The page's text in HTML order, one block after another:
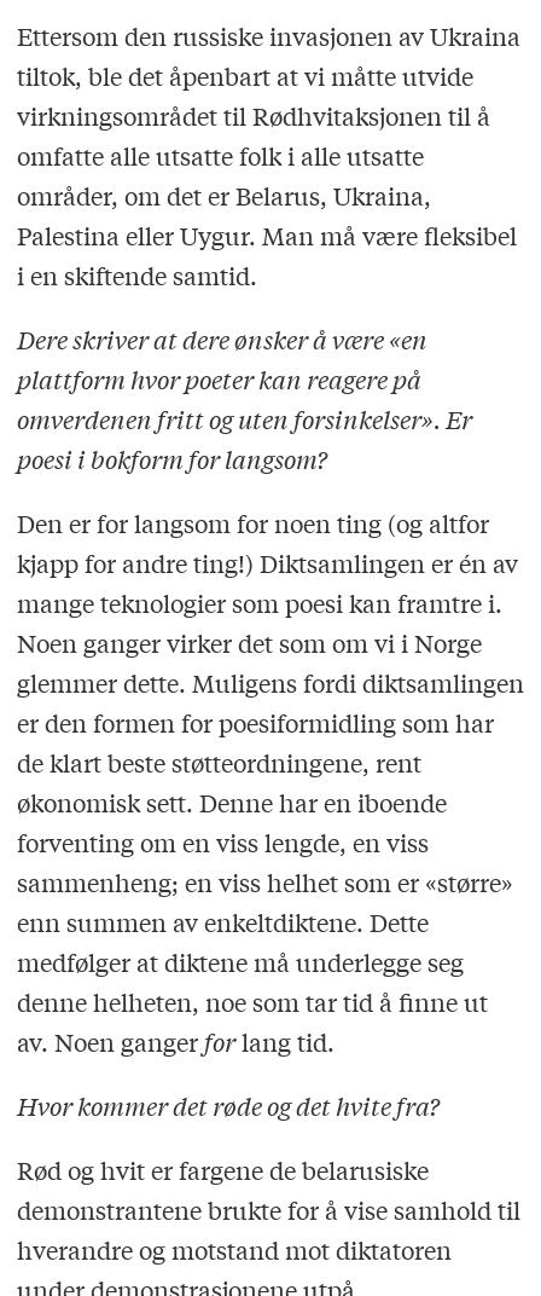
Ettersom den russiske invasjonen av Ukraina
tiltok, ble det åpenbart at vi måtte utvide
virkningsområdet til Rødhvitaksjonen til å
omfatte alle utsatte folk i alle utsatte
områder, om det er Belarus, Ukraina,
Palestina eller Uygur. Man må være fleksibel
i en skiftende samtid.
Dere skriver at dere ønsker å være «en
plattform hvor poeter kan reagere på
omverdenen fritt og uten forsinkelser». Er
poesi i bokform for langsom?
Den er for langsom for noen ting (og altfor
kjapp for andre ting!) Diktsamlingen er én av
mange teknologier som poesi kan framtre i.
Noen ganger virker det som om vi i Norge
glemmer dette. Muligens fordi diktsamlingen
er den formen for poesiformidling som har
de klart beste støtteordningene, rent
økonomisk sett. Denne har en iboende
forventing om en viss lengde, en viss
sammenheng; en viss helhet som er «større»
enn summen av enkeltdiktene. Dette
medfølger at diktene må underlegge seg
denne helheten, noe som tar tid å finne ut
av. Noen ganger forlang tid.
Hvor kommer det røde og det hvite fra?
Rød og hvit er fargene de belarusiske
demonstrantene brukte for å vise samhold til
hverandre og motstand mot diktatoren
under demonstrasjonene utpå